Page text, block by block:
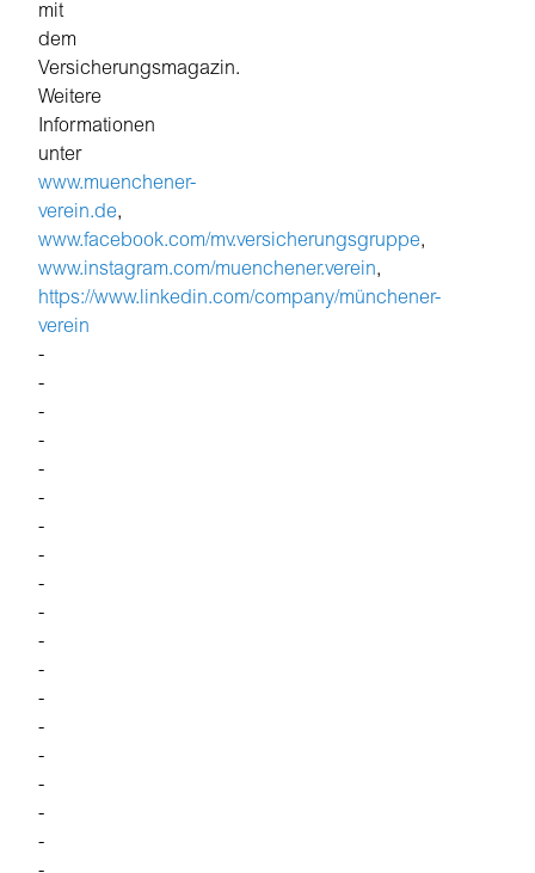
mit
dem
Versicherungsmagazin.
Weitere
Informationen
unter
www.muenchener-
verein.de,
www.facebook.com/mv.versicherungsgruppe,
www.instagram.com/muenchener.verein,
https://www.linkedin.com/company/münchener-
verein
-
-
-
-
-
-
-
-
-
-
-
-
-
-
-
-
-
-